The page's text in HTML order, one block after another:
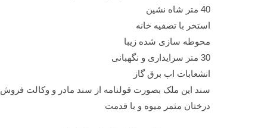
40 متر شاه نشین
استخر با تصفیه خانه
محوطه سازی شده زیبا
30 متر سرایداری و نگهبانی
انشعابات اب برق گاز
سند این ملک بصورت قولنامه از سند مادر و وکالت فروش
درختان مثمر میوه و با قدمت